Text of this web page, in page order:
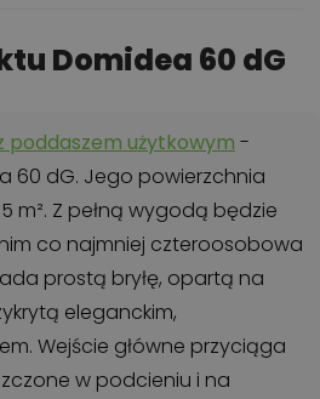
Domidea 60 dG
poddaszem użytkowym -
60 dG. Jego powierzchnia
m². Z pełną wygodą będzie
co najmniej czteroosobowa
prostą bryłę, opartą na
eleganckim,
Wejście główne przyciąga
w podcieniu i na